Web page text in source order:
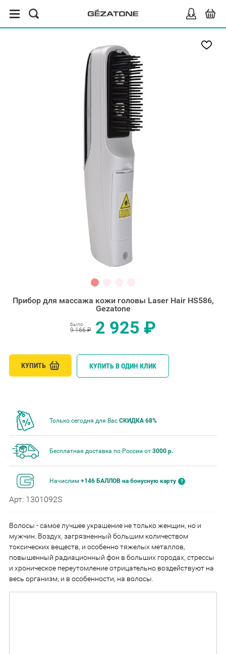
Прибор для массажа кожи головы Laser Hair HS586,
Gezatone
было
9 166 ₽ 2 925 ₽
КУПИТЬ КУПИТЬ В ОДИН КЛИК
Только сегодня для Вас СКИДКА 68%
Бесплатная доставка по России от 3000 р.
Начислим +146 БАЛЛОВ на бонусную карту
Арт: 1301092S
Волосы - самое лучшее украшение не только женщин, но и
мужчин. Воздух, загрязненный большим количеством
токсических веществ, и особенно тяжелых металлов,
повышенный радиационный фон в больших городах, стрессы
и хроническое переутомление отрицательно воздействуют на
весь организм, и в особенности, на волосы.